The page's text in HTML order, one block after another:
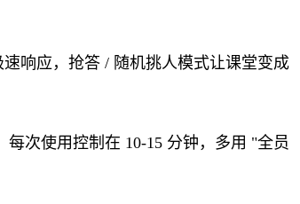
响应，抢答 / 随机挑人模式让课堂变成
次使用控制在 10-15 分钟，多用 "全员